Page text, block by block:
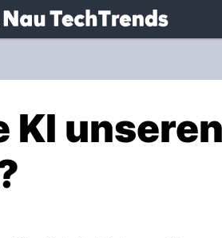
NAU.ch
KI